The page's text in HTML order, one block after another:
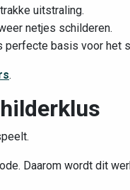
uitstraling.
netjes schilderen.
perfecte basis voor het
.
Daarom wordt dit